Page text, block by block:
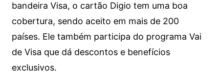
bandeira Visa, o cartão Digio tem uma boa
cobertura, sendo aceito em mais de 200
países. Ele também participa do programa Vai
de Visa que dá descontos e benefícios
exclusivos.